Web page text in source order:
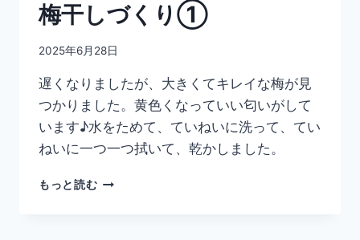
梅干しづくり①
2025年6月28日
遅くなりましたが、大きくてキレイな梅が見
つかりました。黄色くなっていい匂いがして
います♪水をためて、ていねいに洗って、てい
ねいに一つ一つ拭いて、乾かしました。
もっと読む梅